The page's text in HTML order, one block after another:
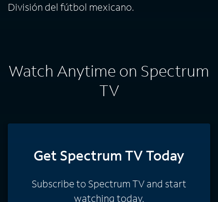
División del fútbol mexicano.
Watch Anytime on Spectrum
TV
Get Spectrum TV Today
Subscribe to Spectrum TV and start
watching today.